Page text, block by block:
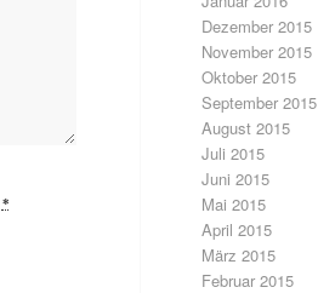
*
Dezember 2015
November 2015
Oktober 2015
September 2015
August 2015
Juli 2015
Juni 2015
Mai 2015
April 2015
März 2015
Februar 2015